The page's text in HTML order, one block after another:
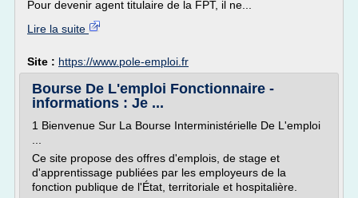
Pour devenir agent titulaire de la FPT, il ne...
Lire la suite
Site : https://www.pole-emploi.fr
Bourse De L'emploi Fonctionnaire -
informations : Je ...
1 Bienvenue Sur La Bourse Interministérielle De L'emploi
Ce site propose des offres d'emplois, de stage et
d'apprentissage publiées par les employeurs de la
fonction publique de l'État, territoriale et hospitalière.